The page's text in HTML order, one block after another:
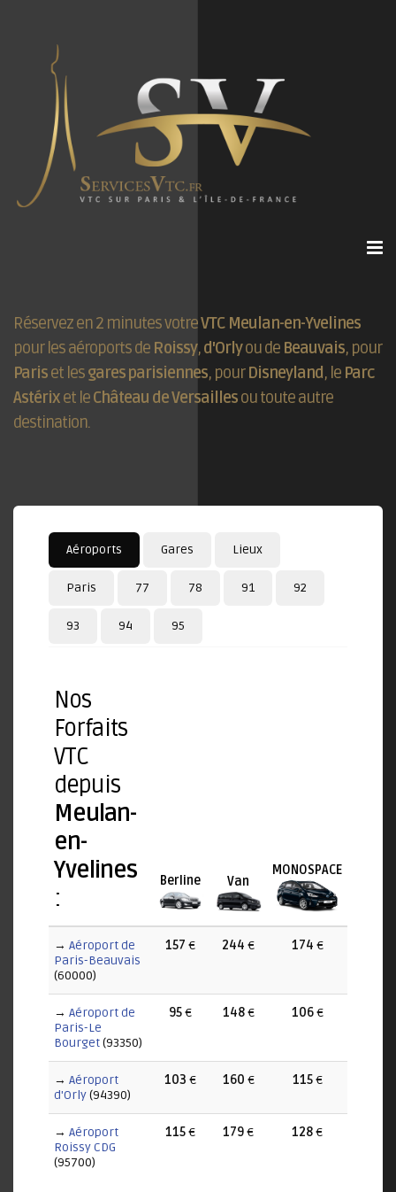
Réservez en 2 minutes votreVTC Meulan-en-Yvelines
pour les aéroports de Roissy,d'Orlyou de Beauvais, pour
Pariset lesgares parisiennes, pourDisneyland, le Parc
Astérixet leChâteau de Versaillesou toute autre
destination.
Aéroports Gares Lieux
Paris 77 78 91 92
93 94 95
Nos
Forfaits
VTC
depuis
Meulan-
en-
Yvelines
:
Berline Van
MONOSPACE
→ Aéroport de
Paris-Beauvais
(60000)
157 € 244 € 174 €
→ Aéroport de
Paris-Le
Bourget(93350)
95€ 148€ 106€
→ Aéroport
d'Orly(94390)
103 € 160 € 115€
→ Aéroport
Roissy CDG
(95700)
115€ 179€ 128€